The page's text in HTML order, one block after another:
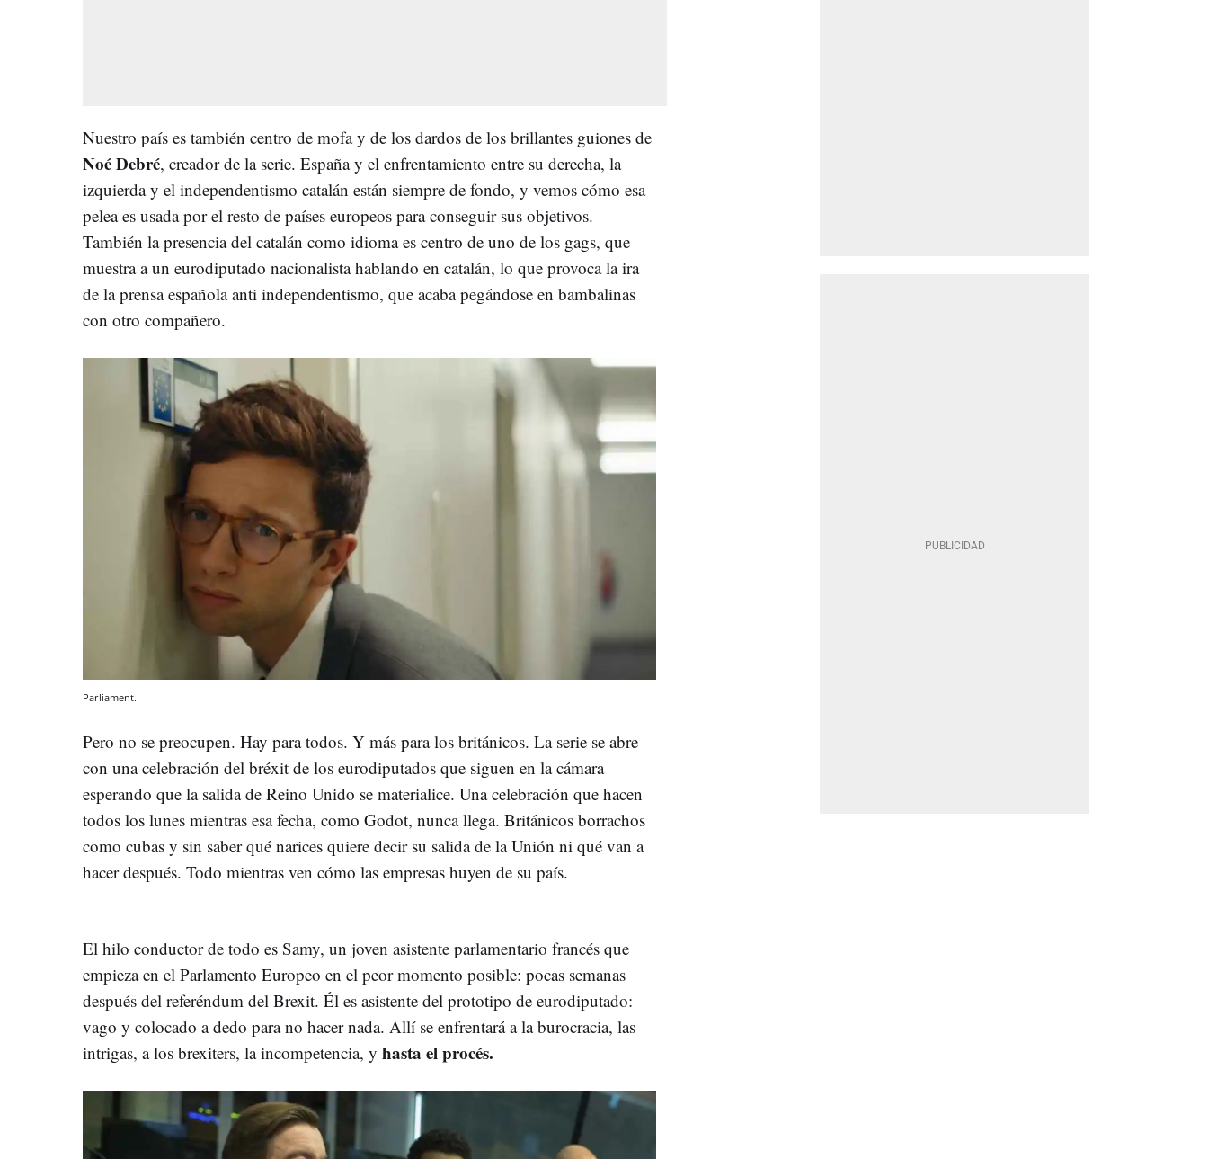
Nuestro país es también centro de mofa y de los dardos de los brillantes guiones de
Noé Debré, creador de la serie. España y el enfrentamiento entre su derecha, la
izquierda y el independentismo catalán están siempre de fondo, y vemos cómo esa
pelea es usada por el resto de países europeos para conseguir sus objetivos.
También la presencia del catalán como idioma es centro de uno de los gags, que
muestra a un eurodiputado nacionalista hablando en catalán, lo que provoca la ira
de la prensa española anti independentismo, que acaba pegándose en bambalinas
con otro compañero.
Parliament.
Pero no se preocupen. Hay para todos. Y más para los británicos. La serie se abre
con una celebración del bréxit de los eurodiputados que siguen en la cámara
esperando que la salida de Reino Unido se materialice. Una celebración que hacen
todos los lunes mientras esa fecha, como Godot, nunca llega. Británicos borrachos
como cubas y sin saber qué narices quiere decir su salida de la Unión ni qué van a
hacer después. Todo mientras ven cómo las empresas huyen de su país.
El hilo conductor de todo es Samy, un joven asistente parlamentario francés que
empieza en el Parlamento Europeo en el peor momento posible: pocas semanas
después del referéndum del Brexit. Él es asistente del prototipo de eurodiputado:
vago y colocado a dedo para no hacer nada. Allí se enfrentará a la burocracia, las
intrigas, a los brexiters, la incompetencia, y hasta el procés.